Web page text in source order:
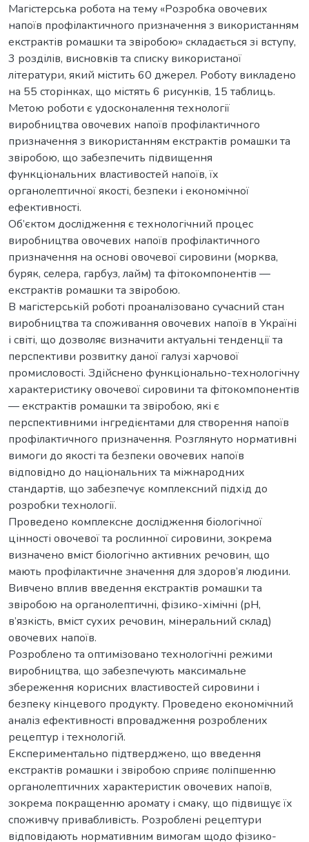
Магістерська робота на тему «Розробка овочевих
напоїв профілактичного призначення з використанням
екстрактів ромашки та звіробою» складається зі вступу,
3 розділів, висновків та списку використаної
літератури, який містить 60 джерел. Роботу викладено
на 55 сторінках, що містять 6 рисунків, 15 таблиць.
Метою роботи є удосконалення технології
виробництва овочевих напоїв профілактичного
призначення з використанням екстрактів ромашки та
звіробою, що забезпечить підвищення
функціональних властивостей напоїв, їх
органолептичної якості, безпеки і економічної
ефективності.
Об’єктом дослідження є технологічний процес
виробництва овочевих напоїв профілактичного
призначення на основі овочевої сировини (морква,
буряк, селерa, гарбуз, лайм) та фітокомпонентів —
екстрактів ромашки та звіробою.
В магістерській роботі проаналізовано сучасний стан
виробництва та споживання овочевих напоїв в Україні
і світі, що дозволяє визначити актуальні тенденції та
перспективи розвитку даної галузі харчової
промисловості. Здійснено функціонально-технологічну
характеристику овочевої сировини та фітокомпонентів
— екстрактів ромашки та звіробою, які є
перспективними інгредієнтами для створення напоїв
профілактичного призначення. Розглянуто нормативні
вимоги до якості та безпеки овочевих напоїв
відповідно до національних та міжнародних
стандартів, що забезпечує комплексний підхід до
розробки технології.
Проведено комплексне дослідження біологічної
цінності овочевої та рослинної сировини, зокрема
визначено вміст біологічно активних речовин, що
мають профілактичне значення для здоров’я людини.
Вивчено вплив введення екстрактів ромашки та
звіробою на органолептичні, фізико-хімічні (рН,
в’язкість, вміст сухих речовин, мінеральний склад)
овочевих напоїв.
Розроблено та оптимізовано технологічні режими
виробництва, що забезпечують максимальне
збереження корисних властивостей сировини і
безпеку кінцевого продукту. Проведено економічний
аналіз ефективності впровадження розроблених
рецептур і технологій.
Експериментально підтверджено, що введення
екстрактів ромашки і звіробою сприяє поліпшенню
органолептичних характеристик овочевих напоїв,
зокрема покращенню аромату і смаку, що підвищує їх
споживчу привабливість. Розроблені рецептури
відповідають нормативним вимогам щодо фізико-